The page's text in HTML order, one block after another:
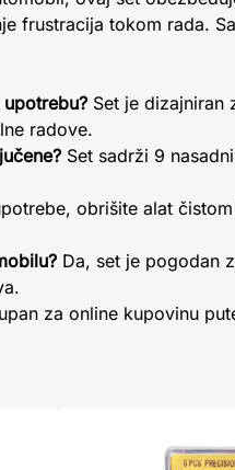
frustracija tokom rada.
Set je dizajniran
radove.
Set sadrži 9
obrišite alat
Da, set je pogodan
za online kupovinu